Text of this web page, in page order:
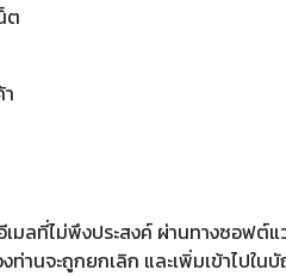
ต
มลที่ไม่พึงประสงค์ ผ่านทางซอฟ
านจะถูกยกเลิก และเพิ่มเข้าไปใน